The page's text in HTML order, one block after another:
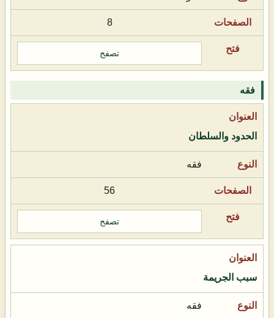
8
تصفح
فقه
الحدود والسلطان
فقه
56
تصفح
سبب الجريمة
فقه